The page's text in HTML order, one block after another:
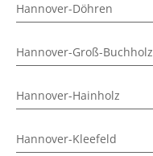
Hannover-Döhren
Hannover-Groß-Buchholz
Hannover-Hainholz
Hannover-Kleefeld